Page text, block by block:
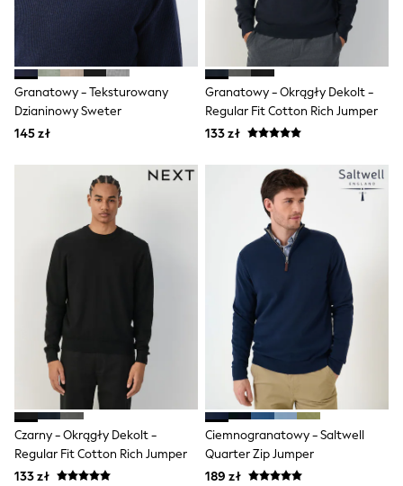
Shorts & Skirts
Coats & Jackets
Sweatshirts & Hoodies
Sets & Outfits
Tops
Nightwear & Pyjamas
Swimwear
Jeans
Jumpsuits & Playsuits
Multipacks
All Holiday Shop
Sandals & Sliders
Rash Vests
Sun Safe Swimwear
Sun Hats & Caps
All Footwear
New In
Boots
Half Sizes
Slippers
Trainers
Granatowy - Teksturowany
Dzianinowy Sweter
145 zł
Granatowy - Okrągły Dekolt -
Regular Fit Cotton Rich Jumper
133 zł
Czarny - Okrągły Dekolt -
Regular Fit Cotton Rich Jumper
133 zł
Ciemnogranatowy - Saltwell
Quarter Zip Jumper
189 zł